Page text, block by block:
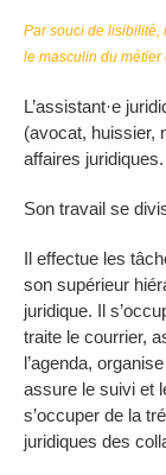
Par souci de lisibilité,
le masculin du métier
L’assistant·e
(avocat, huissier,
affaires juridiques.
Son travail se
Il effectue les
son supérieur
juridique. Il
traite le courrier,
l’agenda,
assure le suivi et
s’occuper de la
juridiques des